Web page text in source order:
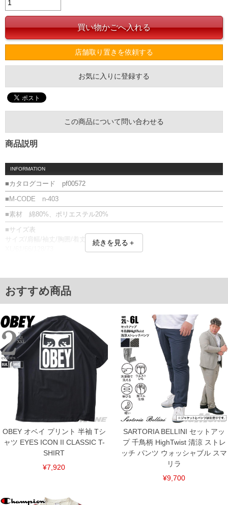
店舗取り置きを依頼する
お気に入りに登録する
この商品について問い合わせる
商品説明
INFORMATION
■カタログコード pf00572
■M-CODE n-403
■素材 綿80%、ポリエステル20%
■サイズ表
サイズ/肩幅/袖丈/胸囲/着丈
返品交換希望の方は、商品到着後1週間以内にご連絡ください。
※【ボトムの裾上げをご希望の場合】
裾上げ料金は500円+税となります。
備考欄に股下●cmとご記入下さい。（裾上げ無料対象商品は1本につき税込6,000円以
上の品が対象。1本5,999円以下の商品は有料（500円+税）となります。）
出荷まで約1週間～20日間程お時間を頂く場合がございます。
尚、裾上げした商品は返品・交換不可となりますので、予めご了承下さい。
一部、お直しに対応出来ない商品がございます。(例：裾にファスナーや調節ひもが付
いている、極端なデザインが施されている等)
※商品によって若干のサイズの誤差がございます。また、お客様がご使用の環境（コ
ンピュータ画面）によって、商品の色味が若干異なる場合がございます。予めご了承
ください。
※当店での掲載商品は、実店鋪と在庫を共用しておりますので店頭での売り違い、店
舗からのお取り寄せ等により、お客様にご迷惑をお掛けしてしまう場合がございま
す。そのようなことがない様最大限に努めておりますが、もしあった場合速やかにご
連絡させて頂きますので予めご了承ください。
ITEM INTRODUCTION
続きを見る＋
おすすめ商品
OBEY オベイ プリント 半袖 Tシ
ャツ EYES ICON II CLASSIC T-
SHIRT
¥7,920
SARTORIA BELLINI セットアッ
プ 千鳥柄 HighTwist 清涼 ストレ
ッチ パンツ ウォッシャブル スマ
リラ
¥9,700